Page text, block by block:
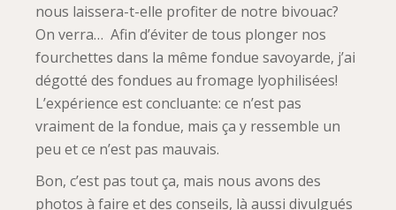
nous laissera-t-elle profiter de notre bivouac?
On verra… Afin d’éviter de tous plonger nos
fourchettes dans la même fondue savoyarde, j’ai
dégotté des fondues au fromage lyophilisées!
L’expérience est concluante: ce n’est pas
vraiment de la fondue, mais ça y ressemble un
peu et ce n’est pas mauvais.
Bon, c’est pas tout ça, mais nous avons des
photos à faire et des conseils, là aussi divulgués